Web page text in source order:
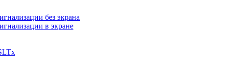
без экрана
в экране